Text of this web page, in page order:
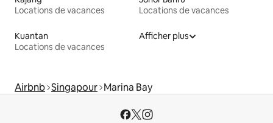
Locations de vacances
Locations de vacances
Kuantan
Locations de vacances
Afficher plus
Airbnb Singapour Marina Bay